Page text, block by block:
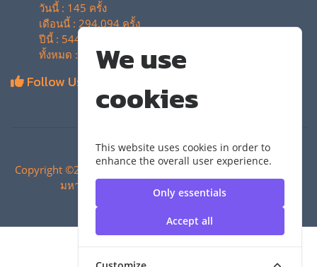
We use
cookies
This website uses cookies in order to
enhance the overall user experience.
Only essentials
Accept all
วันนี้ : 145 ครั้ง
เดือนนี้ : 294,094 ครั้ง
ปีนี้ : 544,270 ครั้ง
ทั้งหมด : 4,135,220 ครั้ง
Follow Us
Copyright ©2024 สำนักวิทยบริการและเทคโนโลยีสารสนเทศ |
มหาวิทยาลัยเทคโนโลยีราชมงคลสุวรรณภูมิ